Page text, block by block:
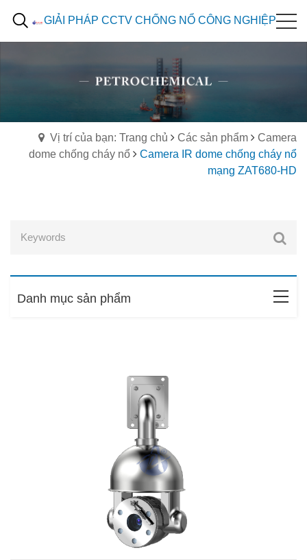
GIẢI PHÁP CCTV CHỐNG NỔ CÔNG NGHIỆP
Vị trí của bạn: Trang chủ Các sản phẩm
Camera
dome chống cháy nổ
Camera IR dome chống cháy nổ
mạng ZAT680-HD
Danh mục sản phẩm